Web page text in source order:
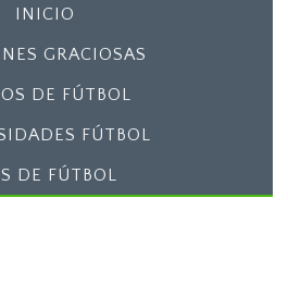
INICIO
GRACIOSAS
DE FÚTBOL
FÚTBOL
DE FÚTBOL